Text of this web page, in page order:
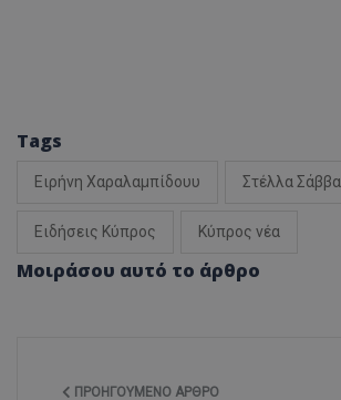
Tags
Ειρήνη Χαραλαμπίδουυ Στέλλα Σάββα
Ειδήσεις Κύπρος Κύπρος νέα
Μοιράσου αυτό το άρθρο
ΠΡΟΗΓΟΎΜΕΝΟ ΆΡΘΡΟ